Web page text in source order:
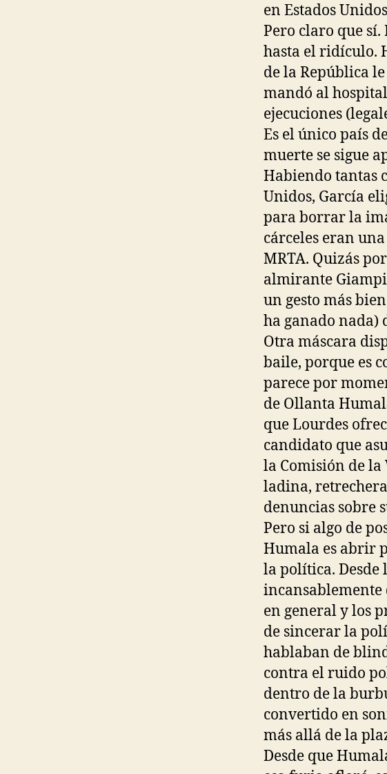
en Estados
Pero claro que sí.
hasta el ridículo.
de la República
mandó al
ejecuciones
Es el único país
muerte se sigue
Habiendo tantas
Unidos, García
para borrar la
cárceles eran
MRTA. Quizás
almirante
un gesto más
ha ganado nada)
Otra máscara
baile, porque es
parece por
de Ollanta
que Lourdes
candidato que
la Comisión de la
ladina,
denuncias sobre
Pero si algo de
Humala es abrir
la política. Desde
incansablemente
en general y los
de sincerar la
hablaban de
contra el ruido
dentro de la
convertido en
más allá de la
Desde que